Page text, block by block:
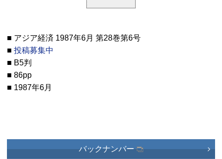
■ アジア経済 1987年6月 第28巻第6号
■ 投稿募集中
■ B5判
■ 86pp
■ 1987年6月
バックナンバー